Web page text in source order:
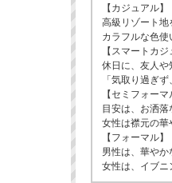
【カジュアル】
高級リゾート地
カラフルな色使
【スマートカジ
休日に、友人や
「気取り過ぎ
【セミフォーマ
目安は、お洒
女性は襟元の華
【フォーマル】
男性は、華やか
女性は、イブニ